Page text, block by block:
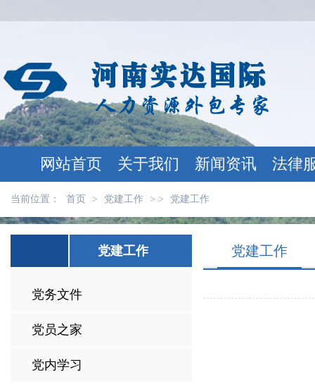
网站首页 关于我们 新闻资讯 法律
当前位置： 首页 > 党建工作 > > 党建工作
党建工作
党务文件
党员之家
党内学习
党建工作